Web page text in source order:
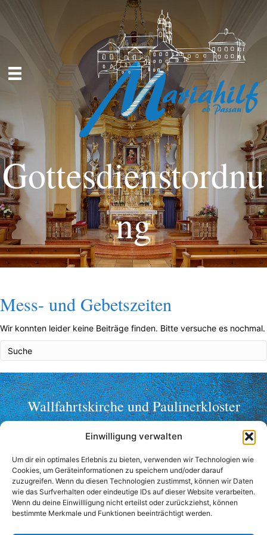
Einwilligung verwalten
Um dir ein optimales Erlebnis zu bieten, verwenden wir Technologien wie
Cookies, um Geräteinformationen zu speichern und/oder darauf
zuzugreifen. Wenn du diesen Technologien zustimmst, können wir Daten
wie das Surfverhalten oder eindeutige IDs auf dieser Website verarbeiten.
Wenn du deine Einwillligung nicht erteilst oder zurückziehst, können
bestimmte Merkmale und Funktionen beeinträchtigt werden.
Gottesdienstordnu
ng
Mess- und Gebetszeiten
Wir konnten leider keine Beiträge finden. Bitte versuche es nochmal.
Wallfahrtskirche und Paulinerkloster
Mariahilf ob Passau
Telefon: +49 (0)851 2356
Fax: +49 (0)851 36998
wallfahrt@mariahilf-passau.de
Anschrift:
Mariahilfberg 3
94032 Passau